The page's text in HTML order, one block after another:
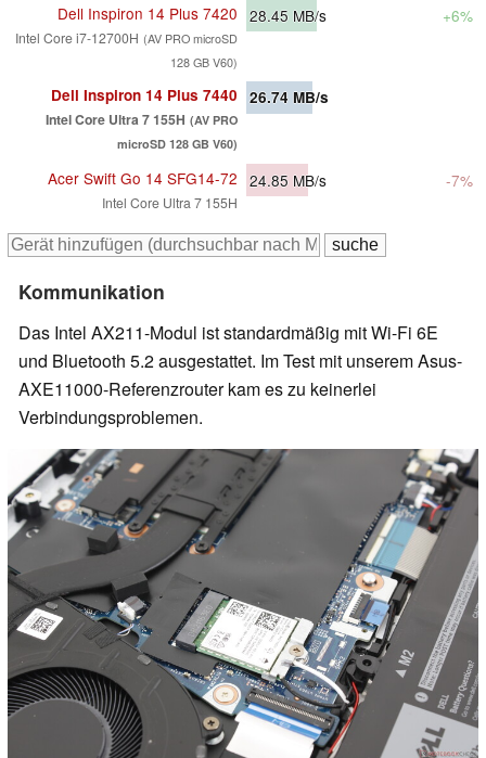
Dell Inspiron 14 Plus 7420
Intel Core i7-12700H (AV PRO microSD
128 GB V60)
28.45 MB/s +6%
Dell Inspiron 14 Plus 7440
Intel Core Ultra 7 155H (AV PRO
microSD 128 GB V60)
26.74 MB/s
Acer Swift Go 14 SFG14-72
Intel Core Ultra 7 155H
24.85 MB/s -7%
Kommunikation
Das Intel AX211-Modul ist standardmäßig mit Wi-Fi 6E
und Bluetooth 5.2 ausgestattet. Im Test mit unserem Asus-
AXE11000-Referenzrouter kam es zu keinerlei
Verbindungsproblemen.